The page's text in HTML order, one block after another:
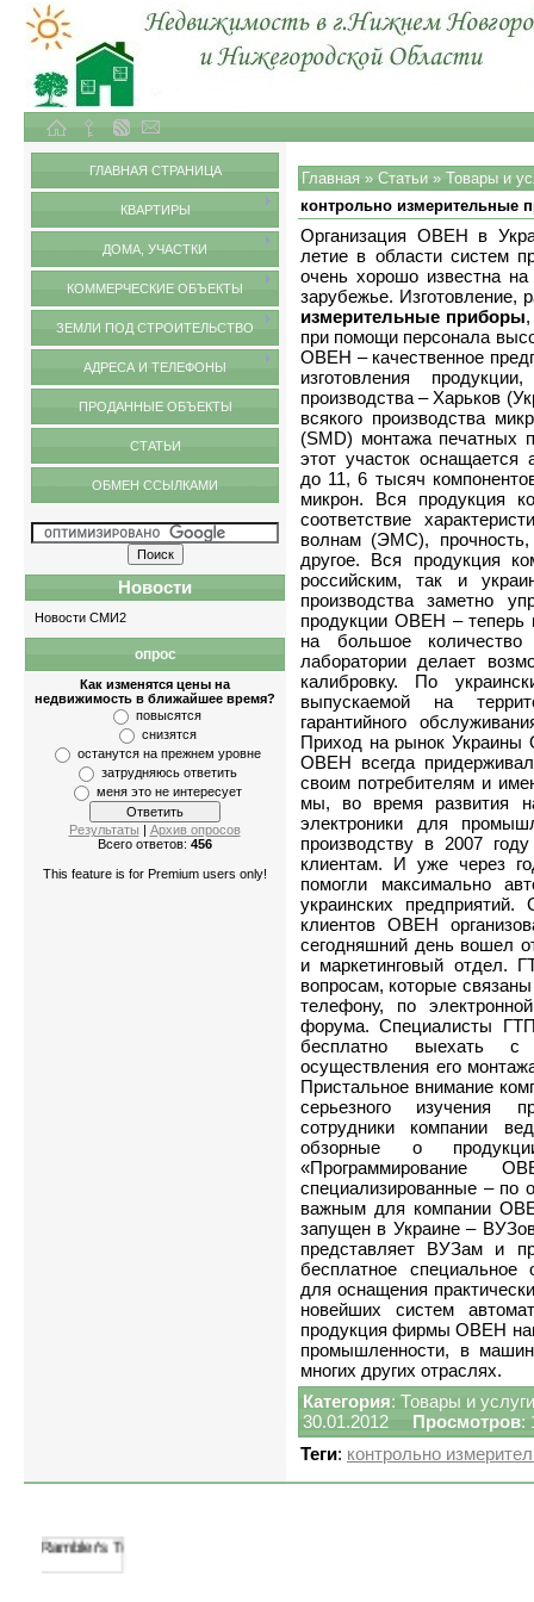
ГЛАВНАЯ СТРАНИЦА
КВАРТИРЫ
ДОМА, УЧАСТКИ
КОММЕРЧЕСКИЕ ОБЪЕКТЫ
ЗЕМЛИ ПОД СТРОИТЕЛЬСТВО
АДРЕСА И ТЕЛЕФОНЫ
ПРОДАННЫЕ ОБЪЕКТЫ
СТАТЬИ
ОБМЕН ССЫЛКАМИ
Новости
Новости СМИ2
опрос
Как изменятся цены на
недвижимость в ближайшее время?
повысятся
снизятся
останутся на прежнем уровне
затрудняюсь ответить
меня это не интересует
Результаты | Архив опросов
Всего ответов: 456
This feature is for Premium users only!
Главная » Статьи » Товары и
контрольно измерительные
Организация ОВЕН в
летие в области систем
очень хорошо известна
зарубежье.
измерительные приборы
при помощи персонала
ОВЕН – качественное
изготовления
производства – Харьков
всякого производства
(SMD) монтажа печатных
этот участок оснащается
до 11, 6 тысяч
микрон. Вся продукция
соответствие
волнам (ЭМС), прочность,
другое. Вся продукция
российским, так и
производства заметно
продукции ОВЕН – теперь
на большое количество
лаборатории делает
калибровку. По
выпускаемой на
гарантийного
Приход на рынок Украины
ОВЕН всегда
своим потребителям и
мы, во время развития
электроники для
производству в 2007
клиентам. И уже через
помогли максимально
украинских
клиентов ОВЕН
сегодняшний день вошел
и маркетинговый отдел.
вопросам, которые
телефону, по
форума. Специалисты
бесплатно выехать
осуществления его
Пристальное внимание
серьезного изучения
сотрудники компании
обзорные о
специализированные – по
важным для компании
запущен в Украине –
представляет ВУЗам и
бесплатное специальное
для оснащения
новейших систем
продукция фирмы ОВЕН
промышленности, в
многих других отраслях.
Категория: Товары и услуги
30.01.2012 Просмотров:
Теги: контрольно
Квартиры-однокомнатные,двухкомнатные